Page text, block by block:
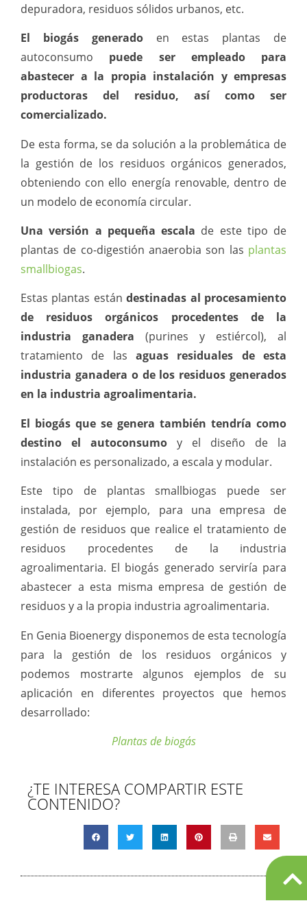
depuradora, residuos sólidos urbanos, etc.
El biogás generadoen estas plantas de
autoconsumo puede ser empleado para
abastecer a la propia instalación y empresas
productoras del residuo, así como ser
comercializado.
De esta forma, se da solución a la problemática de
la gestión de los residuos orgánicos generados,
obteniendo con ello energía renovable, dentro de
un modelo de economía circular.
Una versión a pequeña escala de este tipo de
plantas de co-digestión anaerobia son las plantas
smallbiogas.
Estas plantas estándestinadas al procesamiento
de residuos orgánicos procedentes de la
industria ganadera (purines y estiércol), al
tratamiento de las aguas residuales de esta
industria ganadera o de los residuos generados
en la industria agroalimentaria.
El biogás que se genera también tendría como
destino el autoconsumo y el diseño de la
instalación es personalizado, a escala y modular.
Este tipo de plantas smallbiogas puede ser
instalada, por ejemplo, para una empresa de
gestión de residuos que realice el tratamiento de
residuos procedentes de la industria
agroalimentaria. El biogás generado serviría para
abastecer a esta misma empresa de gestión de
residuos y a la propia industria agroalimentaria.
En Genia Bioenergy disponemos de esta tecnología
para la gestión de los residuos orgánicos y
podemos mostrarte algunos ejemplos de su
aplicación en diferentes proyectos que hemos
desarrollado:
Plantas de biogás
¿TE INTERESA COMPARTIR ESTE
CONTENIDO?